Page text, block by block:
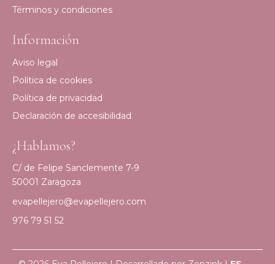
Términos y condiciones
Información
Aviso legal
Política de cookies
Política de privacidad
Declaración de accesibilidad
¿Hablamos?
C/ de Felipe Sanclemente 7-9
50001 Zaragoza
evapellejero@evapellejero.com
976 79 51 52